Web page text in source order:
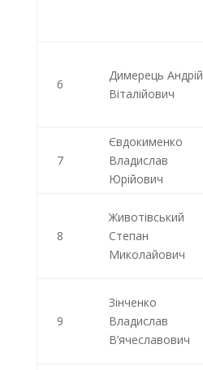
6
Димерець Андрій
Віталійович
7
Євдокименко
Владислав
Юрійович
8
Животівський
Степан
Миколайович
9
Зінченко
Владислав
В’ячеславович